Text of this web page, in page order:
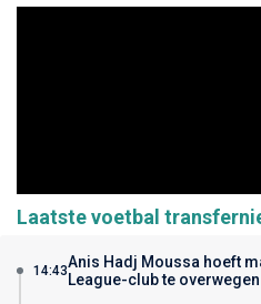
Laatste voetbal
14:43Anis Hadj Moussa hoeft
League-club te overwegen